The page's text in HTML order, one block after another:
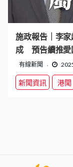
施政報告｜李
成 預告續推愛
有線新聞
新聞資訊 港聞